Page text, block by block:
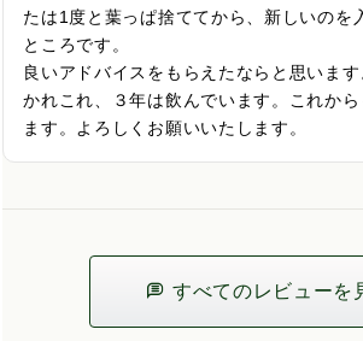
たは1度と葉っぱ捨ててから、新しいのを
ところです。
良いアドバイスをもらえたならと思います
かれこれ、３年は飲んでいます。これか
ます。よろしくお願いいたします。
すべてのレビューを